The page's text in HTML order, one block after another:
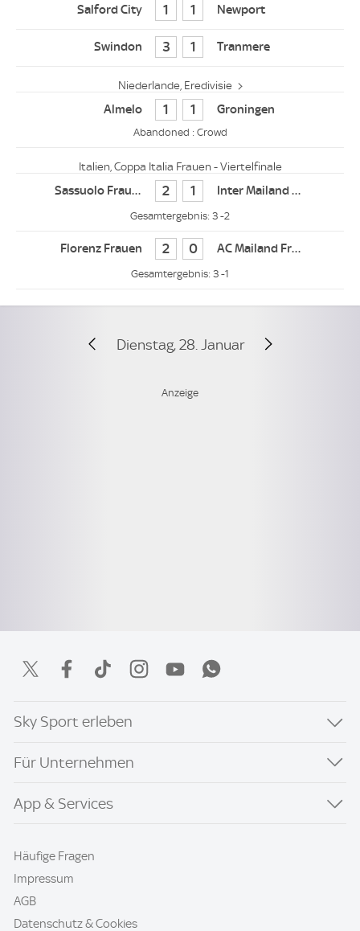
1 1
3 1
Niederlande, Eredivisie
1 1
Abandoned : Crowd
Italien, Coppa Italia Frauen - Viertelfinale
2 1
3 -2
2 0
3 -1
Dienstag, 28. Januar
Sky Sport erleben
Für Unternehmen
App & Services
Häufige Fragen
Impressum
AGB
Datenschutz & Cookies